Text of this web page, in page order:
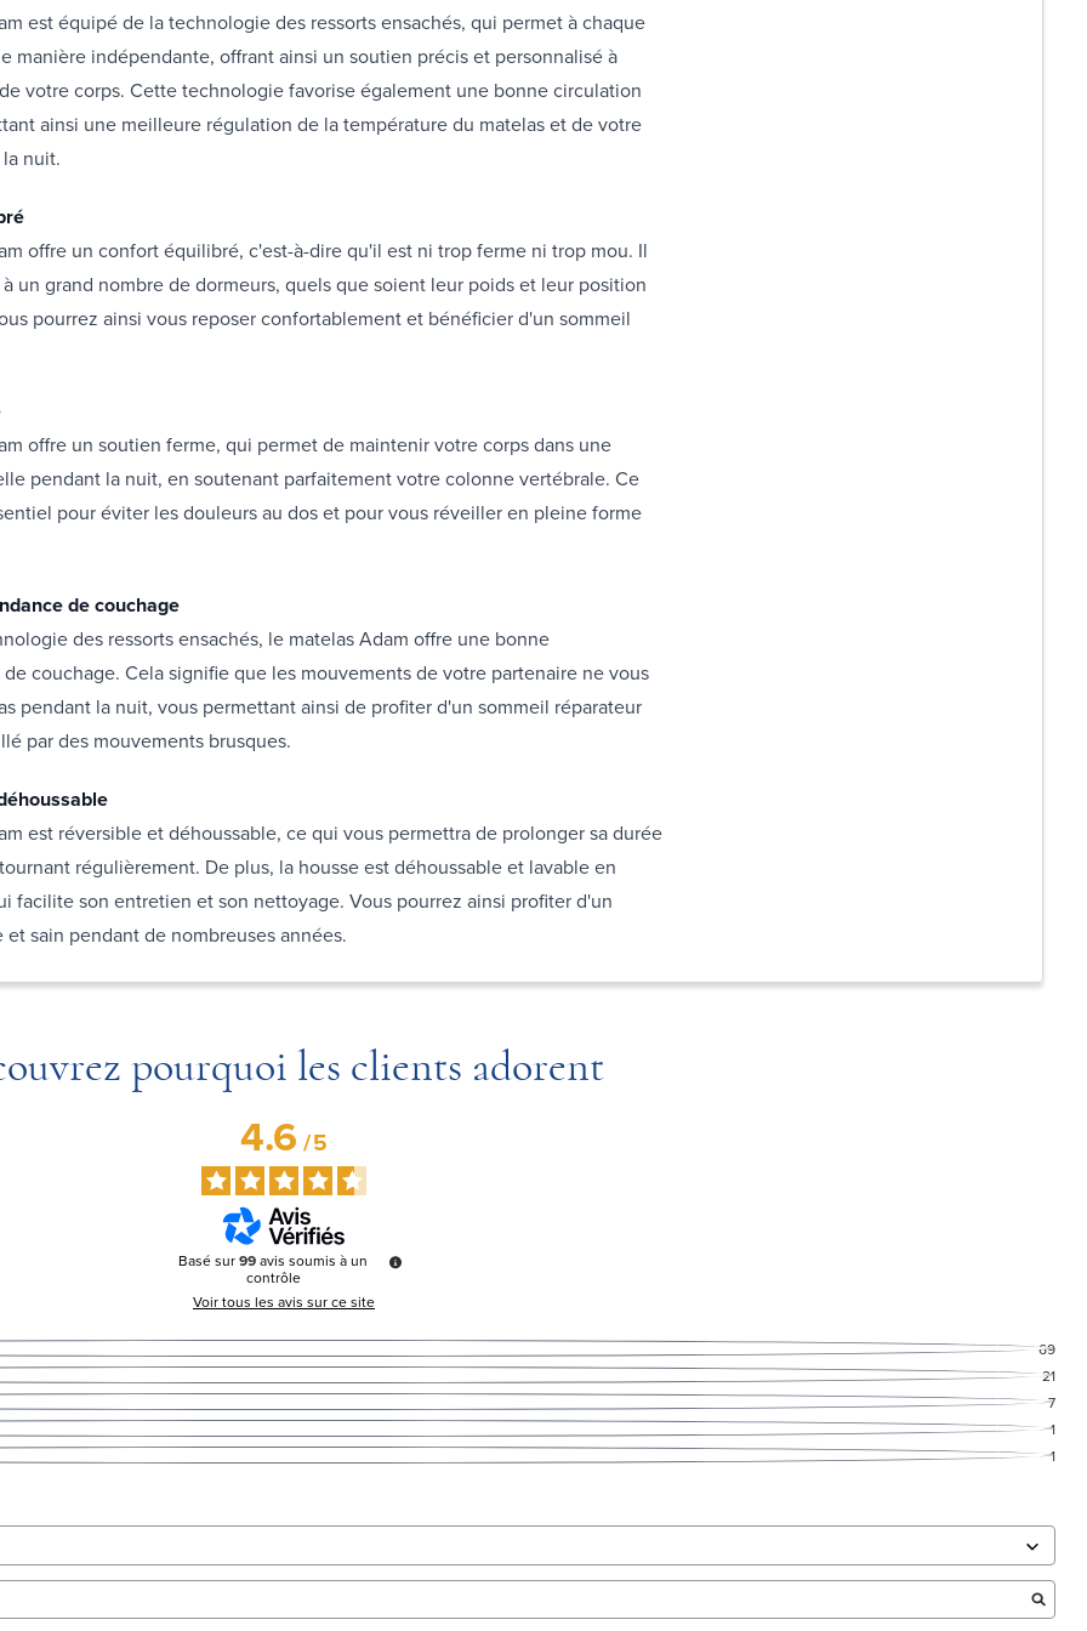
est équipé de la technologie des ressorts ensachés, qui permet à chaque
manière indépendante, offrant ainsi un soutien précis et personnalisé à
votre corps. Cette technologie favorise également une bonne circulation
ainsi une meilleure régulation de la température du matelas et de votre
nuit.
offre un confort équilibré, c'est-à-dire qu'il est ni trop ferme ni trop mou. Il
un grand nombre de dormeurs, quels que soient leur poids et leur position
pourrez ainsi vous reposer confortablement et bénéficier d'un sommeil
offre un soutien ferme, qui permet de maintenir votre corps dans une
pendant la nuit, en soutenant parfaitement votre colonne vertébrale. Ce
pour éviter les douleurs au dos et pour vous réveiller en pleine forme
de couchage
des ressorts ensachés, le matelas Adam offre une bonne
couchage. Cela signifie que les mouvements de votre partenaire ne vous
pendant la nuit, vous permettant ainsi de profiter d'un sommeil réparateur
par des mouvements brusques.
est réversible et déhoussable, ce qui vous permettra de prolonger sa durée
régulièrement. De plus, la housse est déhoussable et lavable en
facilite son entretien et son nettoyage. Vous pourrez ainsi profiter d'un
et sain pendant de nombreuses années.
pourquoi les clients adorent
4.6/5
Basé sur99avis soumis à un
contrôle
Voir tous les avis sur ce site
69
21
7
1
1